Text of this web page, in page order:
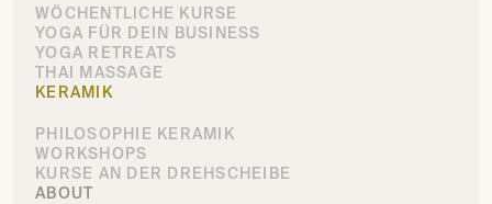
WÖCHENTLICHE KURSE
YOGA FÜR DEIN BUSINESS
YOGA RETREATS
THAI MASSAGE
KERAMIK
PHILOSOPHIE KERAMIK
WORKSHOPS
KURSE AN DER DREHSCHEIBE
ABOUT